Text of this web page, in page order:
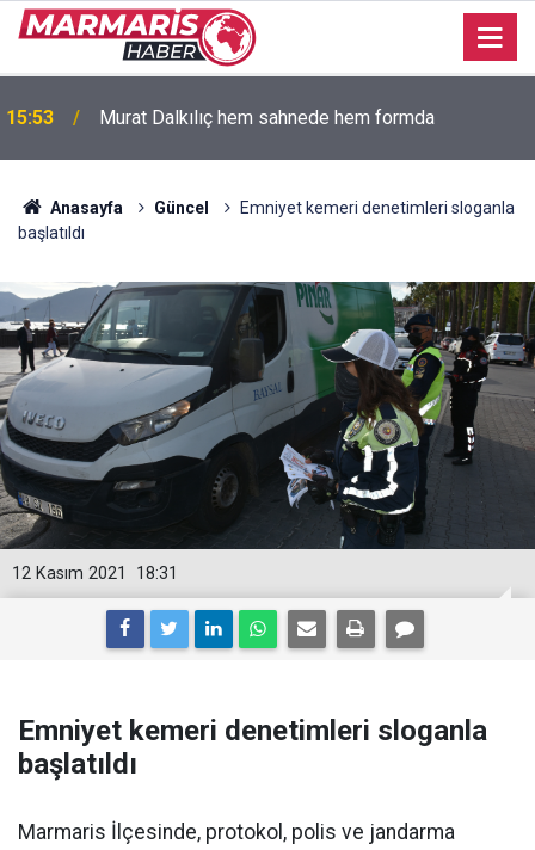
Murat Dalkılıç hem sahnede hem formda
15:50 BODRUM’DA ANLAMLI BULUŞMA
Anasayfa Güncel
Emniyet kemeri denetimleri sloganla
başlatıldı
18:31
12 Kasım 2021
Emniyet kemeri denetimleri sloganla
başlatıldı
Marmaris İlçesinde, protokol, polis ve jandarma